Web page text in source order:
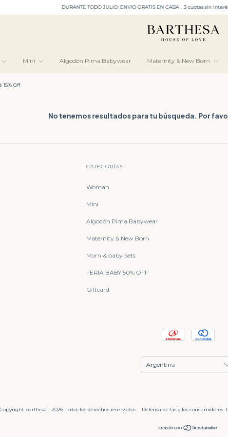
DURANTE TODO JULIO: ENVIO GRATIS EN CABA﹒3 cuotas sin
Mini Algodón Pima Babywear Maternity & New Born
15% Off
No tenemos resultados para tu búsqueda. Por
CATEGORÍAS
Woman
Mini
Algodón Pima Babywear
Maternity & New Born
Mom & baby Sets
FERIA BABY 50% OFF
Giftcard
Copyright barthesa - 2026. Todos los derechos reservados. Defensa de las y los consumidores.